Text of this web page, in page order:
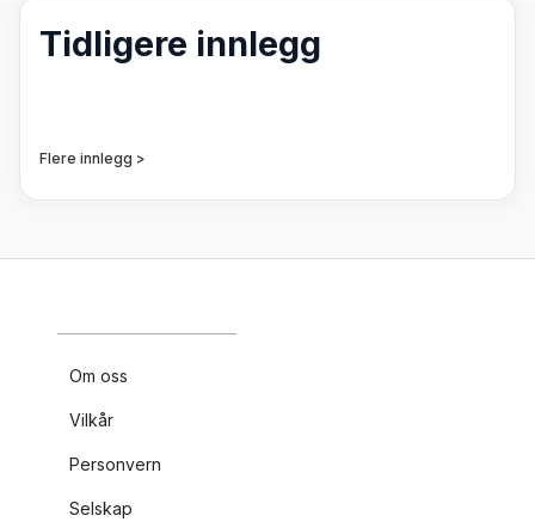
Tidligere innlegg
Flere innlegg >
Om oss
Vilkår
Personvern
Selskap